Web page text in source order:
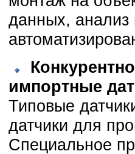
данных,
импортные
Типовые
датчики для
Специальное